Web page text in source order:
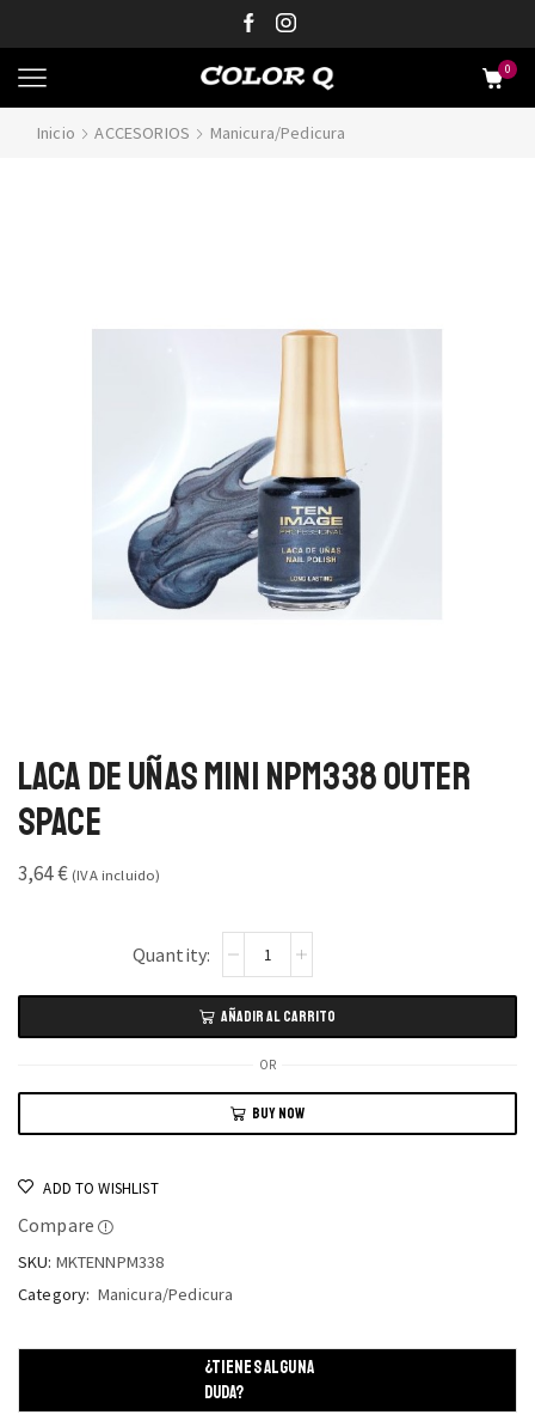
0
Inicio ACCESORIOS Manicura/Pedicura
Laca de Uñas Mini NPM338 Outer
Space
3,64€ (IVA incluido)
AÑADIR AL CARRITO
OR
BUY NOW
ADD TO WISHLIST
Compare
SKU: MKTENNPM338
Category: Manicura/Pedicura
¿TIENES ALGUNA
DUDA?